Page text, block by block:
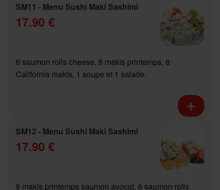
SM11 - Menu Sushi Maki Sashimi
17.90 €
6 saumon rolls cheese, 8 makis printemps, 8
California makis, 1 soupe et 1 salade.
SM12 - Menu Sushi Maki Sashimi
17.90 €
8 makis printemps saumon avocat, 6 saumon rolls